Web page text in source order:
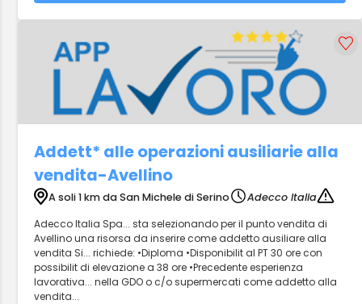
Addett* alle operazioni ausiliarie alla
vendita-Avellino
A soli 1 km da San Michele di Serino
Adecco Italia
Adecco Italia Spa... sta selezionando per il punto vendita di
Avellino una risorsa da inserire come addetto ausiliare alla
vendita Si... richiede: •Diploma •Disponibilit al PT 30 ore con
possibilit di elevazione a 38 ore •Precedente esperienza
lavorativa... nella GDO o c/o supermercati come addetto alla
vendita...